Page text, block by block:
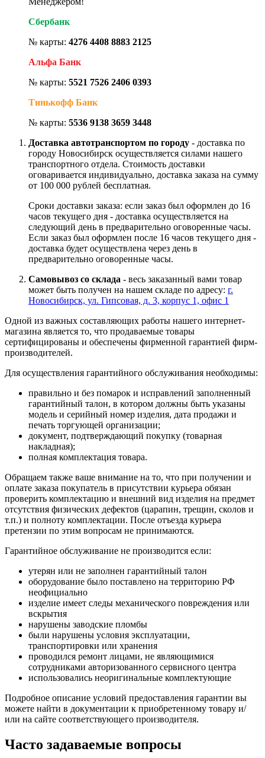
Сбербанк
№ карты: 4276 4408 8883 2125
Альфа Банк
№ карты: 5521 7526 2406 0393
Тинькофф Банк
№ карты: 5536 9138 3659 3448
Доставка автотранспортом по городу - доставка по
городу Новосибирск осуществляется силами нашего
транспортного отдела. Стоимость доставки
оговаривается индивидуально, доставка заказа на сумму
от 100 000 рублей бесплатная.
Сроки доставки заказа: если заказ был оформлен до 16
часов текущего дня - доставка осуществляется на
следующий день в предварительно оговоренные часы.
Если заказ был оформлен после 16 часов текущего дня -
доставка будет осуществлена через день в
предварительно оговоренные часы.
Самовывоз со склада - весь заказанный вами товар
может быть получен на нашем складе по адресу: г.
Новосибирск, ул. Гипсовая, д. 3, корпус 1, офис 1
Одной из важных составляющих работы нашего интернет-
магазина является то, что продаваемые товары
сертифицированы и обеспечены фирменной гарантией фирм-
производителей.
Для осуществления гарантийного обслуживания необходимы:
правильно и без помарок и исправлений заполненный
гарантийный талон, в котором должны быть указаны
модель и серийный номер изделия, дата продажи и
печать торгующей организации;
документ, подтверждающий покупку (товарная
накладная);
полная комплектация товара.
Обращаем также ваше внимание на то, что при получении и
оплате заказа покупатель в присутствии курьера обязан
проверить комплектацию и внешний вид изделия на предмет
отсутствия физических дефектов (царапин, трещин, сколов и
т.п.) и полноту комплектации. После отъезда курьера
претензии по этим вопросам не принимаются.
Гарантийное обслуживание не производится если:
утерян или не заполнен гарантийный талон
оборудование было поставлено на территорию РФ
неофициально
изделие имеет следы механического повреждения или
вскрытия
нарушены заводские пломбы
были нарушены условия эксплуатации,
транспортировки или хранения
проводился ремонт лицами, не являющимися
сотрудниками авторизованного сервисного центра
использовались неоригинальные комплектующие
Подробное описание условий предоставления гарантии вы
можете найти в документации к приобретенному товару и/
или на сайте соответствующего производителя.
Часто задаваемые вопросы